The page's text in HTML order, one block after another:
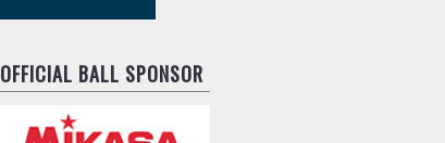
OFFICIAL BALL SPONSOR